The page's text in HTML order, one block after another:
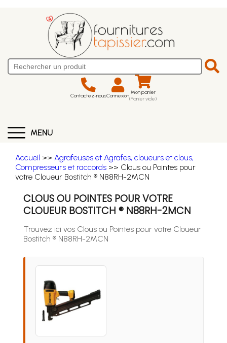
Contactez-nousConnexion Mon panier
(Panier vide)
MENU
Accueil >> Agrafeuses et Agrafes, cloueurs et clous,
Compresseurs et raccords >> Clous ou Pointes pour
votre Cloueur Bostitch ® N88RH-2MCN
CLOUS OU POINTES POUR VOTRE
CLOUEUR BOSTITCH ® N88RH-2MCN
Trouvez ici vos Clous ou Pointes pour votre Cloueur
Bostitch ® N88RH-2MCN